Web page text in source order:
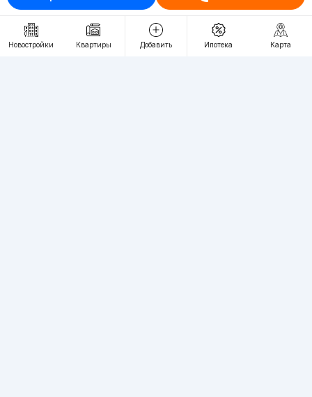
Новостройки Квартиры Добавить Ипотека Карта
+998 (78) 113-20-86
+998 (93) 390-30-10